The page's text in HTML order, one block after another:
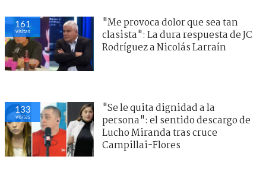
161
visitas
"Me provoca dolor que sea tan
clasista": La dura respuesta de JC
Rodríguez a Nicolás Larraín
133
visitas
"Se le quita dignidad a la
persona": el sentido descargo de
Lucho Miranda tras cruce
Campillai-Flores